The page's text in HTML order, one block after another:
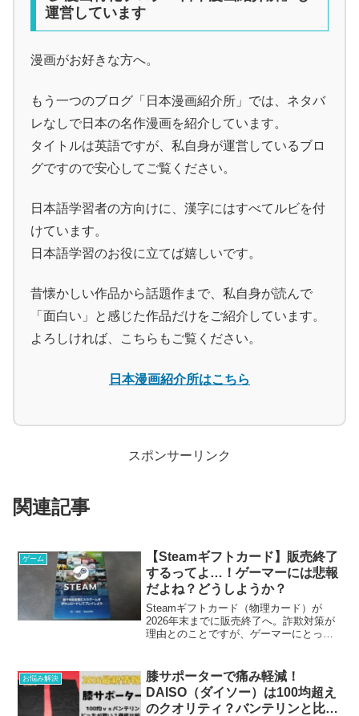
運営しています
漫画がお好きな方へ。
もう一つのブログ「日本漫画紹介所」では、ネタバ
レなしで日本の名作漫画を紹介しています。
タイトルは英語ですが、私自身が運営しているブロ
グですので安心してご覧ください。
日本語学習者の方向けに、漢字にはすべてルビを付
けています。
日本語学習のお役に立てば嬉しいです。
昔懐かしい作品から話題作まで、私自身が読んで
「面白い」と感じた作品だけをご紹介しています。
よろしければ、こちらもご覧ください。
日本漫画紹介所はこちら
スポンサーリンク
関連記事
ゲーム
【Steamギフトカード】販売終了
するってよ…！ゲーマーには悲報
だよね？どうしようか？
Steamギフトカード（物理カード）が
2026年末までに販売終了へ。詐欺対策が
理由とのことですが、ゲーマーにとって
いて、販売終了の理由やデジタル版の対
応、正直な感想を熱く語ります。
お悩み解決
膝サポーターで痛み軽減！
DAISO（ダイソー）は100均超え
のクオリティ？バンテリンと比較